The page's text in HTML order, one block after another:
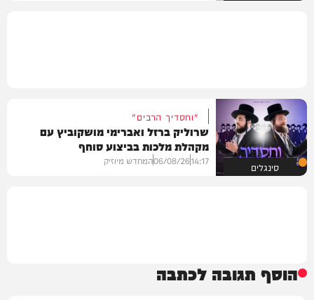
סינגלים
"וחסדיך הרבים"
שרוליק ברזל ואברימי מושקוביץ עם
מקהלת מלכות בביצוע סוחף
14:17
06/08/26המחדש מיוזיק
הוסף תגובה לכתבה